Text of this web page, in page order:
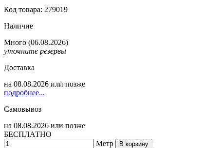
Код товара: 279019
Наличие
Много (06.08.2026)
уточните резервы
Доставка
на 08.08.2026 или позже
подробнее...
Самовывоз
на 08.08.2026 или позже
БЕСПЛАТНО
Метр
В корзину